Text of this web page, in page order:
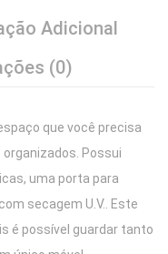
Adicional
(0)
que você precisa
Possui
uma porta para
secagem U.V.. Este
é possível guardar tanto